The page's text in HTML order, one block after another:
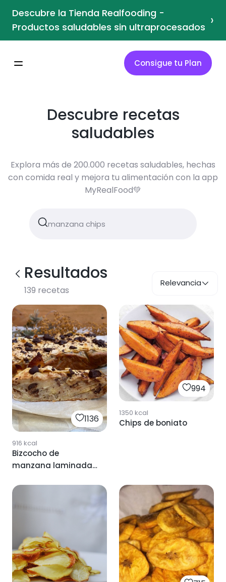
Descubre la Tienda Realfooding -
Productos saludables sin ultraprocesados ›
Consigue tu Plan
Descubre recetas
saludables
Explora más de 200.000 recetas saludables, hechas
con comida real y mejora tu alimentación con la app
MyRealFood💚
Resultados
139 recetas
Relevancia
1136
916 kcal
Bizcocho de
manzana laminada
chocolate
994
1350 kcal
Chips de boniato